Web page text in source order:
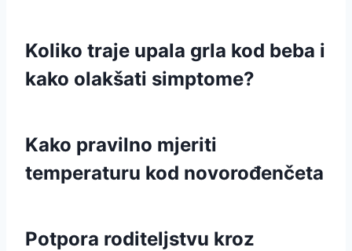
Koliko traje upala grla kod beba i
kako olakšati simptome?
Kako pravilno mjeriti
temperaturu kod novorođenčeta
Potpora roditeljstvu kroz